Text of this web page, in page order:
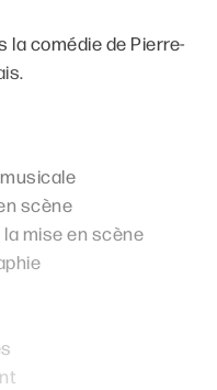
la comédie de Pierre-
scène
mise en scène